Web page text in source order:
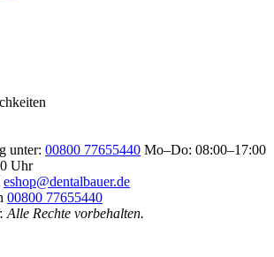
unter: 00800 77655440 Mo–Do: 08:00–17:00
Uhr
eshop@dentalbauer.de
00800 77655440
Alle Rechte vorbehalten.